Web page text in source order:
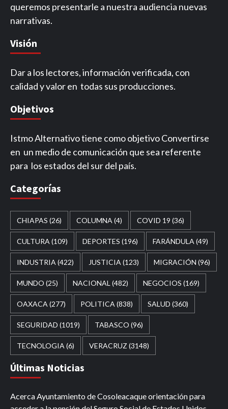
queremos presentarle a nuestra audiencia nuevas
narrativas.
Visión
Dar a los lectores, información verificada, con
calidad y valor en todas sus producciones.
Objetivos
Istmo Alternativo tiene como objetivo Convertirse
en un medio de comunicación que sea referente
para los estados del sur del país.
Categorías
CHIAPAS (26) COLUMNA (4) COVID 19 (36)
CULTURA (109) DEPORTES (196) FARÁNDULA (49)
INDUSTRIA (422) JUSTICIA (123) MIGRACIÓN (96)
MUNDO (25) NACIONAL (482) NEGOCIOS (169)
OAXACA (277) POLITICA (838) SALUD (360)
SEGURIDAD (1019) TABASCO (96)
TECNOLOGIA (6) VERACRUZ (3148)
Últimas Noticias
Acerca Ayuntamiento de Cosoleacaque orientación para